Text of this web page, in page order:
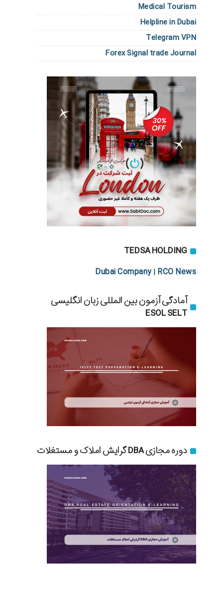
Medical Tourism
Helpline in Dubai
Telegram VPN
Forex Signal trade Journal
TEDSA HOLDING
Dubai Company| RCO News
آمادگی آزمون بین المللی زبان انگلیسی
ESOL SELT
دوره مجازی DBA گرایش املاک و مستغلات